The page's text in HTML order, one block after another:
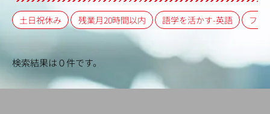
土日祝休み 残業月20時間以内 語学を活かす-英語 フレ
検索結果は０件です。